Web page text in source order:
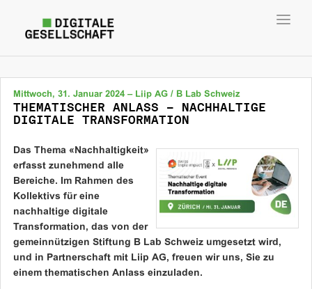
Mittwoch, 31. Januar 2024 – Liip AG / B Lab Schweiz
THEMATISCHER ANLASS – NACHHALTIGE
DIGITALE TRANSFORMATION
Das Thema «Nachhaltigkeit»
erfasst zunehmend alle
Bereiche. Im Rahmen des
Kollektivs für eine
nachhaltige digitale
Transformation, das von der
gemeinnützigen Stiftung B Lab Schweiz umgesetzt wird,
und in Partnerschaft mit Liip AG, freuen wir uns, Sie zu
einem thematischen Anlass einzuladen.